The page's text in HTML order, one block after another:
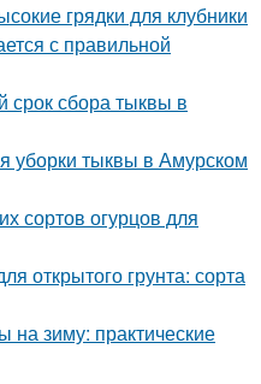
грядки для клубники
с правильной
срок сбора тыквы в
уборки тыквы в Амурском
сортов огурцов для
открытого грунта: сорта
на зиму: практические